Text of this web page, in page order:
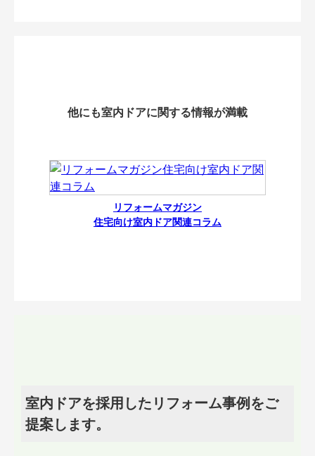
他にも室内ドアに関する情報が満載
リフォームマガジン
住宅向け室内ドア関連コラム
室内ドアを採用したリフォーム事例をご
提案します。